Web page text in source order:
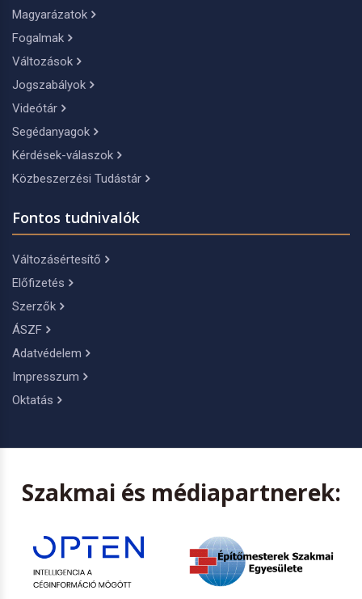
Magyarázatok
Fogalmak
Változások
Jogszabályok
Videótár
Segédanyagok
Kérdések-válaszok
Közbeszerzési Tudástár
Fontos tudnivalók
Változásértesítő
Előfizetés
Szerzők
ÁSZF
Adatvédelem
Impresszum
Oktatás
Szakmai és médiapartnerek: